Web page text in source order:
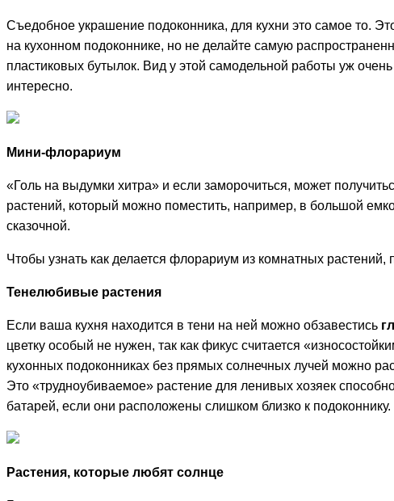
Съедобное украшение подоконника, для кухни это самое то.
на кухонном подоконнике, но не делайте самую
пластиковых бутылок. Вид у этой самодельной работы уж
интересно.
Мини-флорариум
«Голь на выдумки хитра» и если заморочиться, может
растений, который можно поместить, например, в большой
сказочной.
Чтобы узнать как делается флорариум из комнатных растений,
Тенелюбивые растения
Если ваша кухня находится в тени на ней можно обзавестись
цветку особый не нужен, так как фикус считается
кухонных подоконниках без прямых солнечных лучей можно
Это «трудноубиваемое» растение для ленивых хозяек
батарей, если они расположены слишком близко к подоконнику.
Растения, которые любят солнце